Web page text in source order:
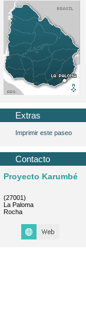
Extras
Imprimir este paseo
Contacto
Proyecto Karumbé
(27001)
La Paloma
Rocha